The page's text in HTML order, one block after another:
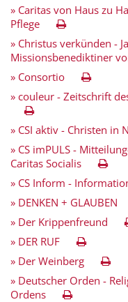
» Caritas von Haus zu
Pflege
» Christus verkünden -
Missionsbenediktiner
» Consortio
» couleur - Zeitschrift
» CSI aktiv - Christen in
» CS imPULS -
Caritas Socialis
» CS Inform -
» DENKEN + GLAUBEN
» Der Krippenfreund
» DER RUF
» Der Weinberg
» Deutscher Orden -
Ordens